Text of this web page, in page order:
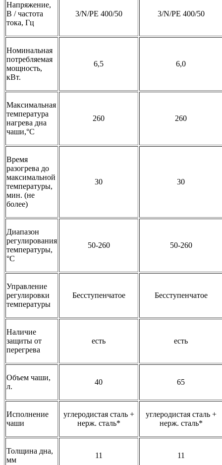
Напряжение,
В / частота
тока, Гц
3/N/PE 400/50 3/N/PE 400/50
Номинальная
потребляемая
мощность,
кВт.
6,5 6,0
Максимальная
температура
нагрева дна
чаши,°С
260 260
Время
разогрева до
максимальной
температуры,
мин. (не
более)
30 30
Диапазон
регулирования
температуры,
°С
50-260 50-260
Управление
регулировки
температуры
Бесступенчатое Бесступенчатое
Наличие
защиты от
перегрева
есть есть
Объем чаши,
л.
40 65
Исполнение
чаши
углеродистая сталь +
нерж. сталь*
углеродистая сталь +
нерж. сталь*
Толщина дна,
мм
11 11